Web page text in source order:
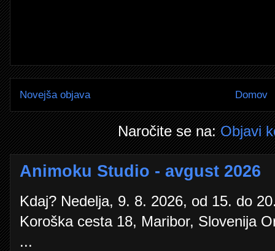
Novejša objava Domov
Naročite se na:Objavi
Animoku Studio - avgust 2026
Kdaj? Nedelja, 9. 8. 2026, od 15. do
Koroška cesta 18, Maribor, Slovenija
...